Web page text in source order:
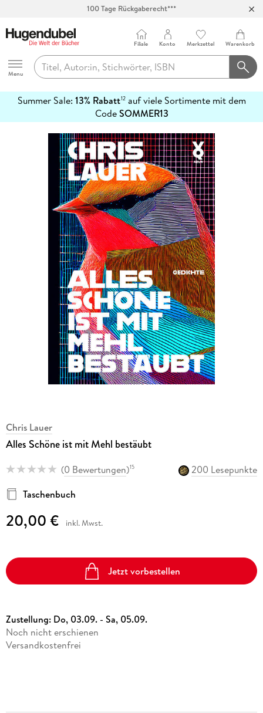
100 Tage Rückgaberecht***
Hugendubel
Menu
Filiale Konto Merkzettel Warenkorb
Summer Sale: 13% Rabatt12auf viele Sortimente mit dem
CodeSOMMER13
erfahren
Chris Lauer
Alles Schöne ist mit Mehl bestäubt
(0 Bewertungen)15
200 Lesepunkte
Taschenbuch
20,00 € inkl. Mwst.
Jetzt vorbestellen
Zustellung: Do, 03.09. - Sa, 05.09.
Noch nicht erschienen
Versandkostenfrei